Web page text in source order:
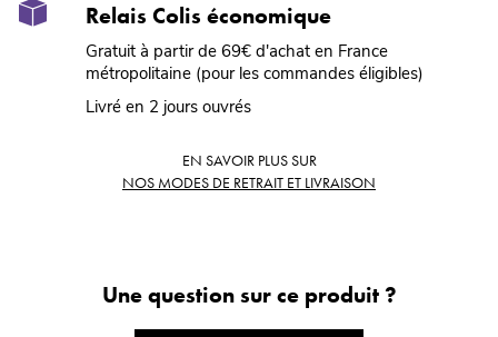
Relais Colis économique
Gratuit à partir de 69€ d'achat en France
métropolitaine (pour les commandes éligibles)
Livré en 2 jours ouvrés
EN SAVOIR PLUS SUR
NOS MODES DE RETRAIT ET LIVRAISON
Une question sur ce produit ?